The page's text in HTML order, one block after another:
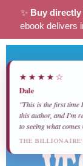
✨ Buy
ebook delivers
★★★★☆
Dale
"This is the first time
this author, and I'm
to seeing what comes
THE